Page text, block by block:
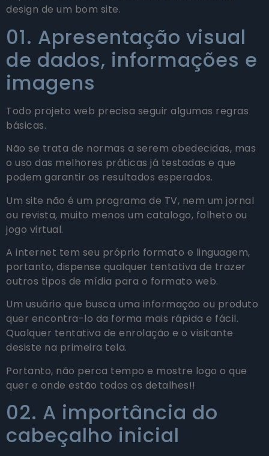
design de um bom site.
01. Apresentação visual
de dados, informações e
imagens
Todo projeto web precisa seguir algumas regras
básicas.
Não se trata de normas a serem obedecidas, mas
o uso das melhores práticas já testadas e que
podem garantir os resultados esperados.
Um site não é um programa de TV, nem um jornal
ou revista, muito menos um catalogo, folheto ou
jogo virtual.
A internet tem seu próprio formato e linguagem,
portanto, dispense qualquer tentativa de trazer
outros tipos de mídia para o formato web.
Um usuário que busca uma informação ou produto
quer encontra-lo da forma mais rápida e fácil.
Qualquer tentativa de enrolação e o visitante
desiste na primeira tela.
Portanto, não perca tempo e mostre logo o que
quer e onde estão todos os detalhes!!
02. A importância do
cabeçalho inicial